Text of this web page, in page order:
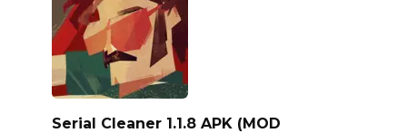
Serial Cleaner 1.1.8 APK (MOD